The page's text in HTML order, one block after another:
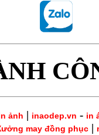
ảnh | inaodep.vn - in
may đồng phục|